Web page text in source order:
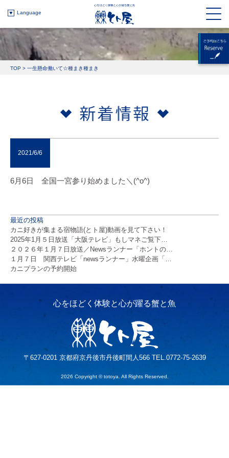
Language
TOP > 一生懸命働いて☆種まき種まき
2021/6/6
6月6日 全国一宮参り始めました＼(^o^)
最近の投稿
カニ好きが集まる宿物語(とト屋)動画を見て下さい！
2025年1月５日放送「大阪テレビ」もしマネご覧下…
２０２６年１月７日放送／Newsランナー「ホントの…
１月７日 関西テレビ「newsランナー」水曜企画「…
カニプランの予約開始
〒627-0201 京都府京丹後市丹後町間人566 TEL.0772-75-2639
2026 Copyright © totoya. All Rights Reserved.